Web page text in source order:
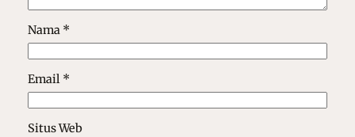
Nama *
Email *
Situs Web